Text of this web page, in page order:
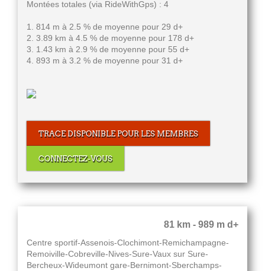
Montées totales (via RideWithGps) : 4
1. 814 m à 2.5 % de moyenne pour 29 d+
2. 3.89 km à 4.5 % de moyenne pour 178 d+
3. 1.43 km à 2.9 % de moyenne pour 55 d+
4. 893 m à 3.2 % de moyenne pour 31 d+
TRACE DISPONIBLE POUR LES MEMBRES
CONNECTEZ-VOUS
81 km - 989 m d+
Centre sportif-Assenois-Clochimont-Remichampagne-
Remoiville-Cobreville-Nives-Sure-Vaux sur Sure-
Bercheux-Wideumont gare-Bernimont-Sberchamps-